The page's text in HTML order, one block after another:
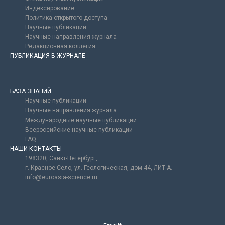
Индексирование
Политика открытого доступа
Научные публикации
Научные направления журнала
Редакционная коллегия
ПУБЛИКАЦИЯ В ЖУРНАЛЕ
БАЗА ЗНАНИЙ
Научные публикации
Научные направления журнала
Международные научные публикации
Всероссийские научные публикации
FAQ
НАШИ КОНТАКТЫ
198320, Санкт-Петербург,
г. Красное Село, ул. Геологическая, дом 44, ЛИТ А.
info@euroasia-science.ru